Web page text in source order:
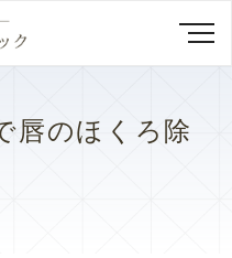
唇のほくろ除